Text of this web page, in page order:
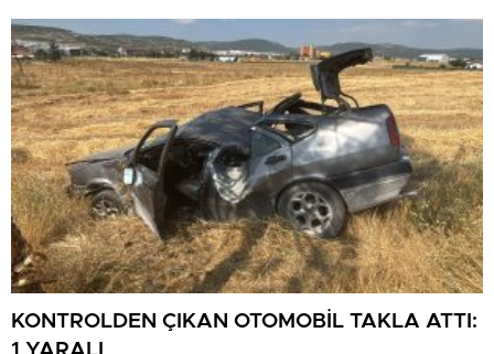
KONTROLDEN ÇIKAN OTOMOBİL TAKLA ATTI: